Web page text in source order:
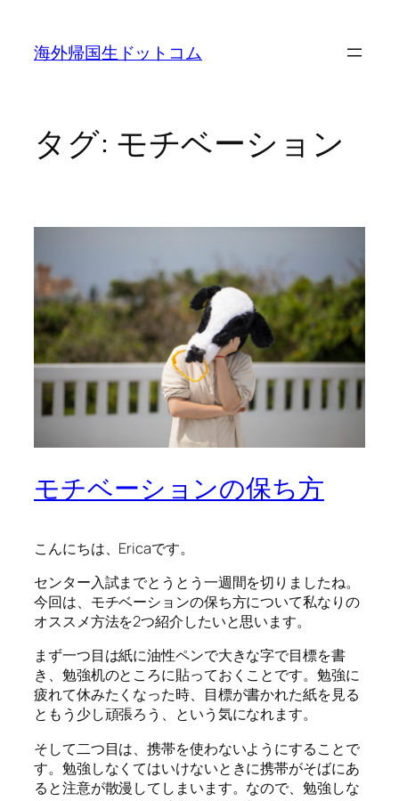
海外帰国生ドットコム
タグ: モチベーション
モチベーションの保ち方
こんにちは、Ericaです。
センター入試までとうとう一週間を切りましたね。
今回は、モチベーションの保ち方について私なりの
オススメ方法を2つ紹介したいと思います。
まず一つ目は紙に油性ペンで大きな字で目標を書
き、勉強机のところに貼っておくことです。勉強に
疲れて休みたくなった時、目標が書かれた紙を見る
ともう少し頑張ろう、という気になれます。
そして二つ目は、携帯を使わないようにすることで
す。勉強しなくてはいけないときに携帯がそばにあ
ると注意が散漫してしまいます。なので、勉強しな